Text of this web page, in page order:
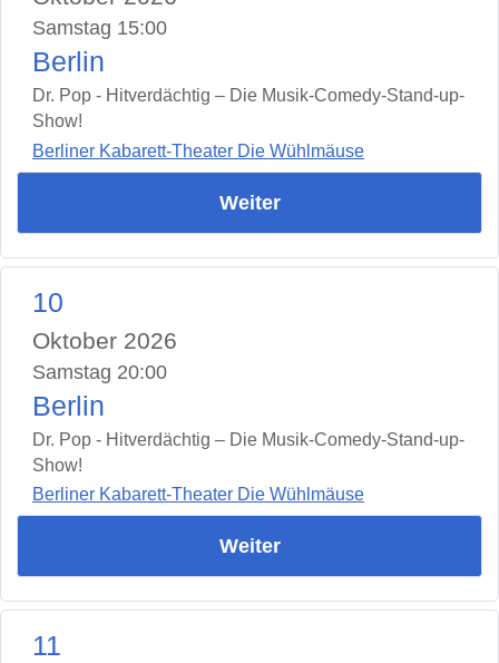
Samstag 15:00
Berlin
Dr. Pop - Hitverdächtig – Die Musik-Comedy-Stand-up-
Show!
Berliner Kabarett-Theater Die Wühlmäuse
Weiter
10
Oktober 2026
Samstag 20:00
Berlin
Dr. Pop - Hitverdächtig – Die Musik-Comedy-Stand-up-
Show!
Berliner Kabarett-Theater Die Wühlmäuse
Weiter
11